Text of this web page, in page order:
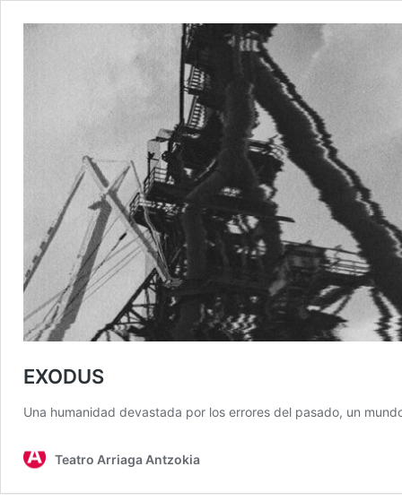
EXODUS
Una humanidad devastada por los errores del pasado, un
Teatro Arriaga Antzokia